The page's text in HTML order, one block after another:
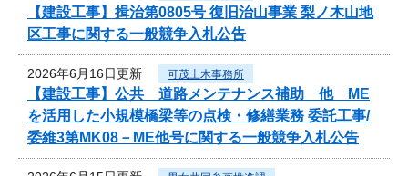
【建設工事】揖治第0805号 復旧治山事業 梨ノ木山地
区工事に関する一般競争入札公告
2026年6月16日更新 可茂土木事務所
【建設工事】公共 道路メンテナンス補助 他 ME
を活用した小規模橋梁等の点検・修繕業務 委託工事/
委維3第MK08－ME他号に関する一般競争入札公告